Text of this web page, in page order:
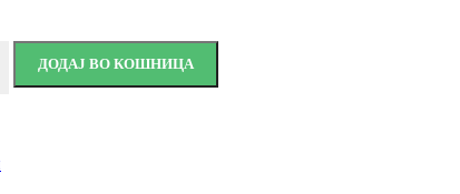
ДОДАЈ ВО КОШНИЦА